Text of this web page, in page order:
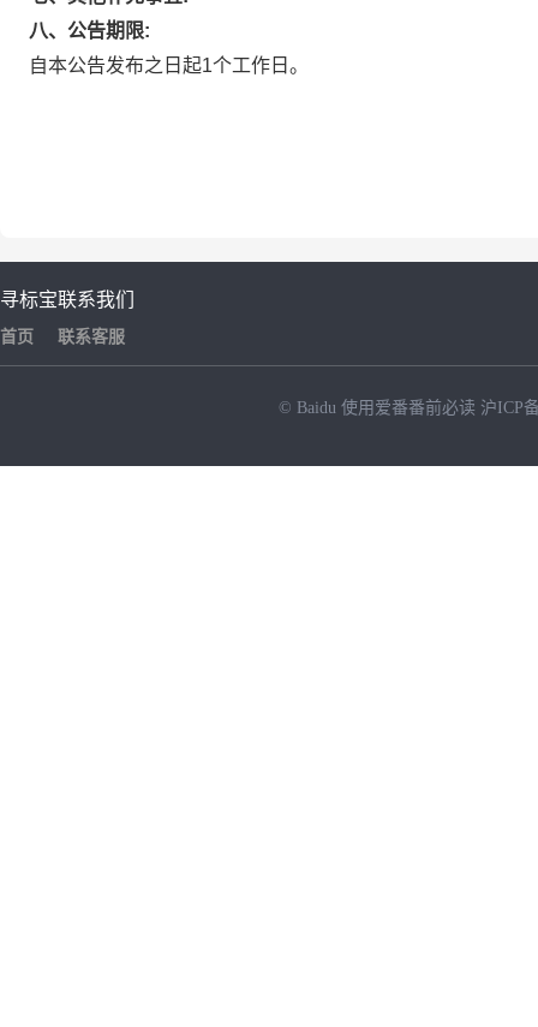
八、公告期限:
自本公告发布之日起1个工作日。
寻标宝
首页
联系我们
联系客服
© Baidu 使用爱番番前必读 沪ICP